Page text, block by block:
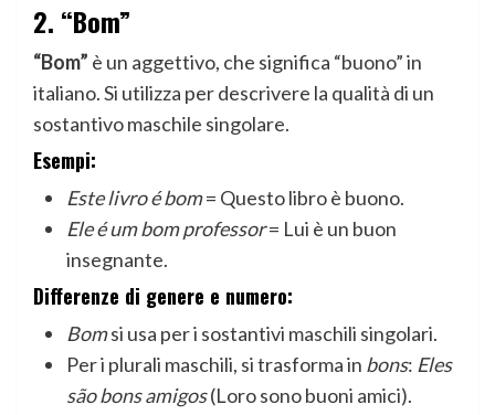
2. “Bom”
“Bom” è un aggettivo, che significa “buono” in
italiano. Si utilizza per descrivere la qualità di un
sostantivo maschile singolare.
Esempi:
Este livro é bom= Questo libro è buono.
Ele é um bom professor= Lui è un buon
insegnante.
Differenze di genere e numero:
Bomsi usa per i sostantivi maschili singolari.
Per i plurali maschili, si trasforma in bons: Eles
são bons amigos(Loro sono buoni amici).